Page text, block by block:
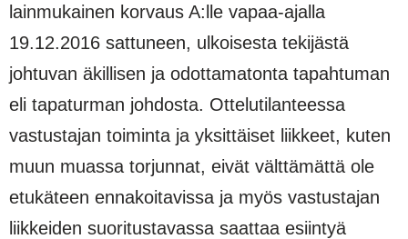
lainmukainen korvaus A:lle vapaa-ajalla
19.12.2016 sattuneen, ulkoisesta tekijästä
johtuvan äkillisen ja odottamatonta tapahtuman
eli tapaturman johdosta. Ottelutilanteessa
vastustajan toiminta ja yksittäiset liikkeet, kuten
muun muassa torjunnat, eivät välttämättä ole
etukäteen ennakoitavissa ja myös vastustajan
liikkeiden suoritustavassa saattaa esiintyä